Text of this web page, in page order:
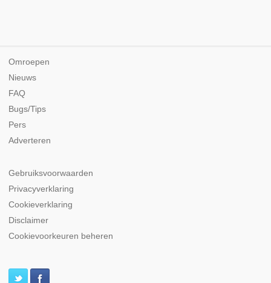
Omroepen
Nieuws
FAQ
Bugs/Tips
Pers
Adverteren
Gebruiksvoorwaarden
Privacyverklaring
Cookieverklaring
Disclaimer
Cookievoorkeuren beheren